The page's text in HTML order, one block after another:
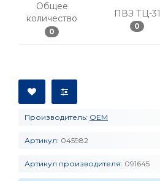
Общее
количество
0
ПВЗ ТЦ-31
0
Производитель: OEM
Артикул: 045982
Артикул производителя: 091645